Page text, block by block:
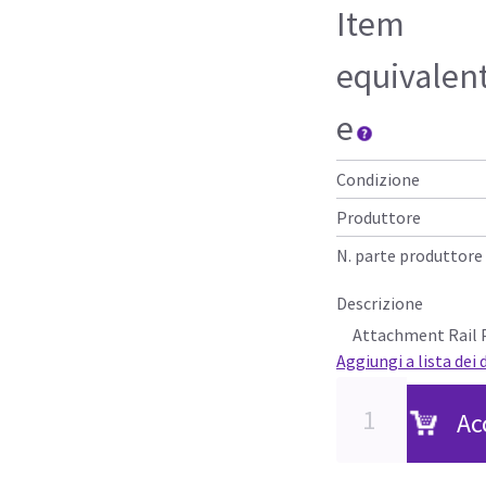
Item
e
Condizione
Produttore
N. parte produttore
Descrizione
Attachment Rail
Aggiungi a lista dei